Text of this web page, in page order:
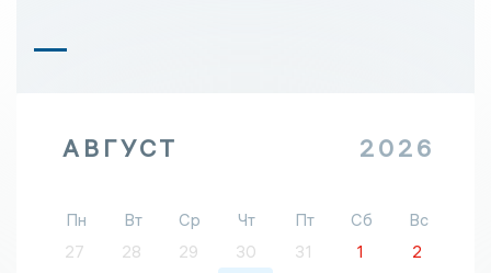
АВГУСТ 2026
Пн Вт Ср Чт Пт Сб
Вс
27
28 29 30 31 1
2